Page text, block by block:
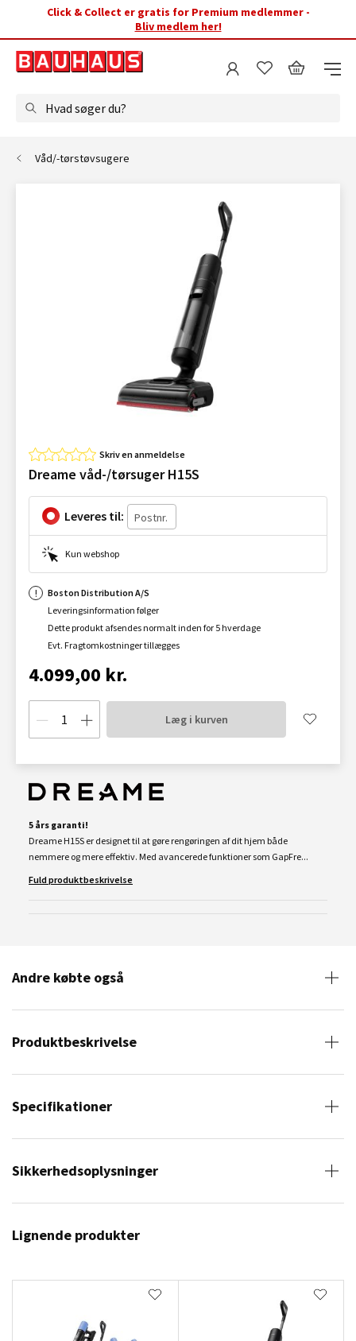
Click & Collect er gratis for Premium medlemmer -
Bliv medlem her!
Hvad søger du?
Våd/-tørstøvsugere
Skriv en anmeldelse
Dreame våd-/tørsuger H15S
Leveres til:
Kun webshop
Boston Distribution A/S
Leveringsinformation følger
Dette produkt afsendes normalt inden for 5 hverdage
Evt. Fragtomkostninger tillægges
4.099,00 kr.
Læg i kurven
5 års garanti!
Dreame H15S er designet til at gøre rengøringen af dit hjem både
nemmere og mere effektiv. Med avancerede funktioner som GapFre...
Fuld produktbeskrivelse
Andre købte også
Produktbeskrivelse
Specifikationer
Sikkerhedsoplysninger
Lignende produkter